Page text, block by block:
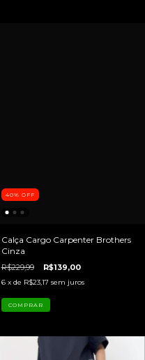
40% OFF
Calça Cargo Carpenter Brothers
Cinza
R$229,99 R$139,00
6 x de R$23,17 sem juros
COMPRAR